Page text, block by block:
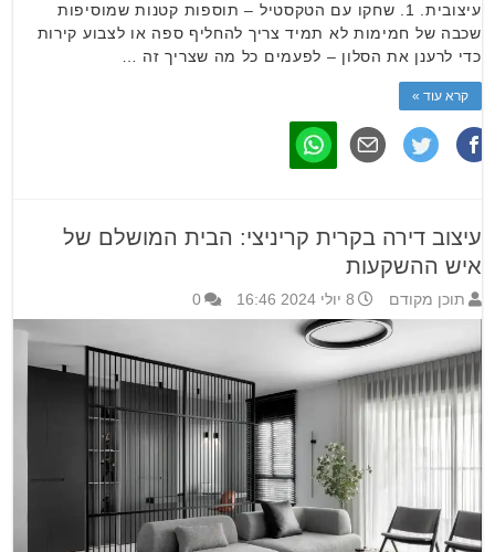
עיצובית. 1. שחקו עם הטקסטיל – תוספות קטנות שמוסיפות
שכבה של חמימות לא תמיד צריך להחליף ספה או לצבוע קירות
כדי לרענן את הסלון – לפעמים כל מה שצריך זה …
קרא עוד »
עיצוב דירה בקרית קריניצי: הבית המושלם של
איש ההשקעות
תוכן מקודם 8 יולי 2024 16:46 0